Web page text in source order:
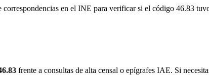
en el INE para verificar si el código 46.83
frente a consultas de alta censal o epígrafes IAE. Si